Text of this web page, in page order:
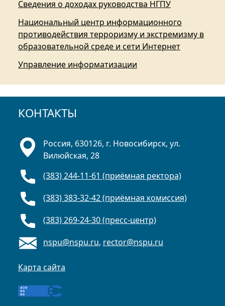
Сведения о доходах руководства НГПУ
Национальный центр информационного
противодействия терроризму и экстремизму в
образовательной среде и сети Интернет
Управление информатизации
КОНТАКТЫ
Россия, 630126, г. Новосибирск, ул.
Вилюйская, 28
(383) 244-11-61 (приёмная ректора)
(383) 383-32-42 (приёмная комиссия)
(383) 269-24-30 (пресс-центр)
nspu@nspu.ru, rector@nspu.ru
Карта сайта